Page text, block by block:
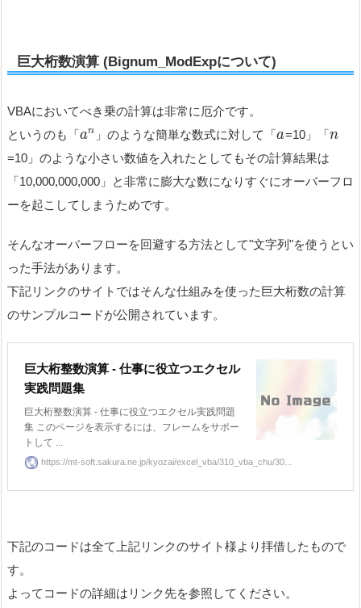
巨大桁数演算 (Bignum_ModExpについて)
VBAにおいてべき乗の計算は非常に厄介です。
というのも「an 」のような簡単な数式に対して「a=10」「n
=10」のような小さい数値を入れたとしてもその計算結果は
「10,000,000,000」と非常に膨大な数になりすぐにオーバーフロ
ーを起こしてしまうためです。
そんなオーバーフローを回避する方法として"文字列"を使うとい
った手法があります。
下記リンクのサイトではそんな仕組みを使った巨大桁数の計算
のサンプルコードが公開されています。
巨大桁整数演算 - 仕事に役立つエクセル
実践問題集
巨大桁整数演算 - 仕事に役立つエクセル実践問題
集 このページを表示するには、フレームをサポー
トして ...
https://mt-soft.sakura.ne.jp/kyozai/excel_vba/310_vba_chu/30...
下記のコードは全て上記リンクのサイト様より拝借したもので
す。
よってコードの詳細はリンク先を参照してください。